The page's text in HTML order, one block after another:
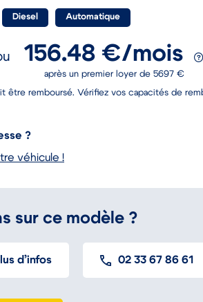
Diesel Automatique
156.48 €/mois
après un premier loyer de 5697 €
être remboursé. Vérifiez vos capacités de
?
véhicule !
sur ce modèle ?
d’infos 02 33 67 86 61